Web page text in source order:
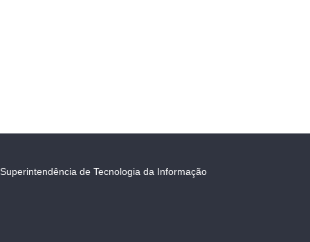
Superintendência de Tecnologia da Informação